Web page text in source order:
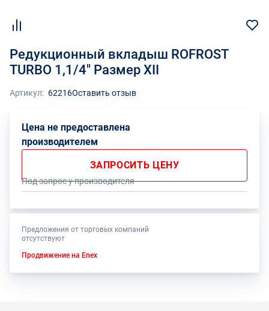
Редукционный вкладыш ROFROST
TURBO 1,1/4" Размер XII
Артикул: 62216Оставить отзыв
Цена не предоставлена
производителем
ЗАПРОСИТЬ ЦЕНУ
Под запрос у производителя
Предложения от торговых компаний
отсутствуют
Продвижение на Enex